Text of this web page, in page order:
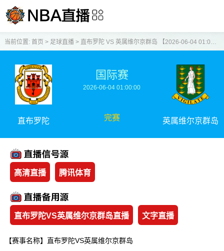
当前位置: 首页 > 足球直播> 直布罗陀 VS 英属维尔京群岛 【2026-06-04 01:00:00】
直布罗陀
国际赛
2026-06-04 01:00:00
完赛 英属维尔京群岛
高清直播 腾讯体育
直布罗陀VS英属维尔京群岛直播 文字直播
【赛事名称】直布罗陀VS英属维尔京群岛